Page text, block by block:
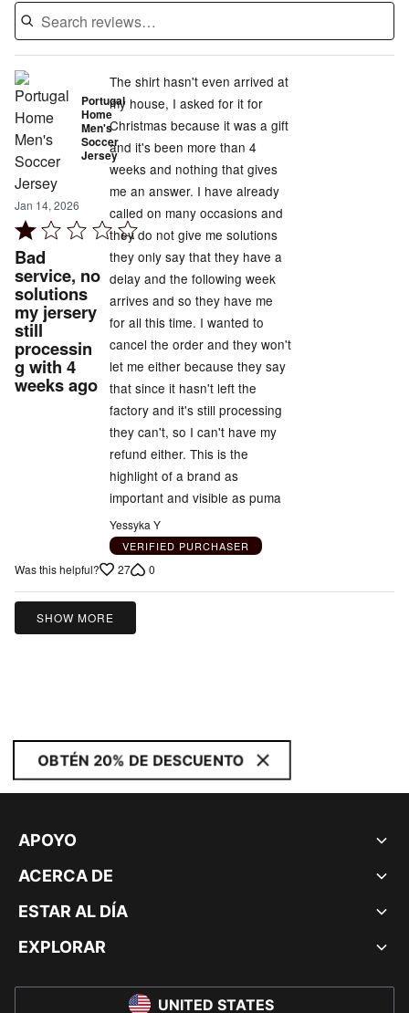
Portugal
Home
Men's
Soccer
Jersey
Jan 14, 2026
Rated
1
out
of
5
Bad
service, no
solutions
my jersery
still
processin
g with 4
weeks ago
The shirt hasn't even arrived at
my house, I asked for it for
Christmas because it was a gift
and it's been more than 4
weeks and nothing that gives
me an answer. I have already
called on many occasions and
they do not give me solutions
they only say that they have a
delay and the following week
arrives and so they have me
for all this time. I wanted to
cancel the order and they won't
let me either because they say
that since it hasn't left the
factory and it's still processing
they can't, so I can't have my
refund either. This is the
highlight of a brand as
important and visible as puma
Yessyka Y
VERIFIED PURCHASER
Was this helpful? 27 0
SHOW MORE
OBTÉN 20% DE DESCUENTO
APOYO
ACERCA DE
ESTAR AL DÍA
EXPLORAR
UNITED STATES